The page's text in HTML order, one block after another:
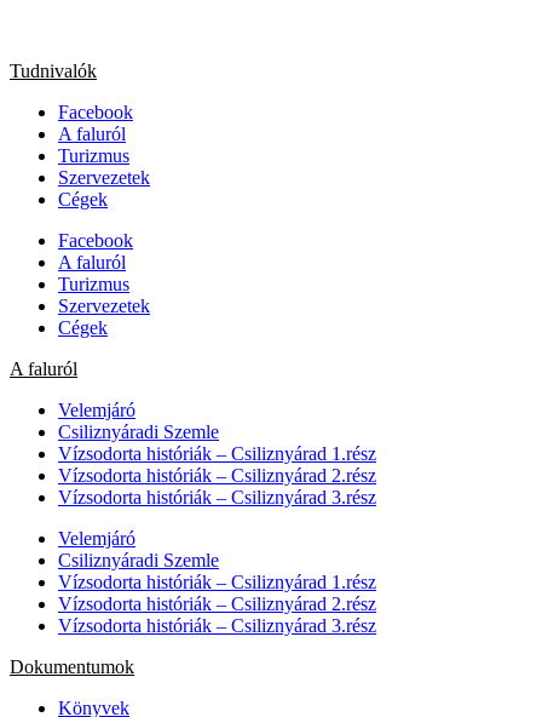
Tudnivalók
Facebook
A faluról
Turizmus
Szervezetek
Cégek
Facebook
A faluról
Turizmus
Szervezetek
Cégek
A faluról
Velemjáró
Csiliznyáradi Szemle
Vízsodorta históriák – Csiliznyárad 1.rész
Vízsodorta históriák – Csiliznyárad 2.rész
Vízsodorta históriák – Csiliznyárad 3.rész
Velemjáró
Csiliznyáradi Szemle
Vízsodorta históriák – Csiliznyárad 1.rész
Vízsodorta históriák – Csiliznyárad 2.rész
Vízsodorta históriák – Csiliznyárad 3.rész
Dokumentumok
Könyvek